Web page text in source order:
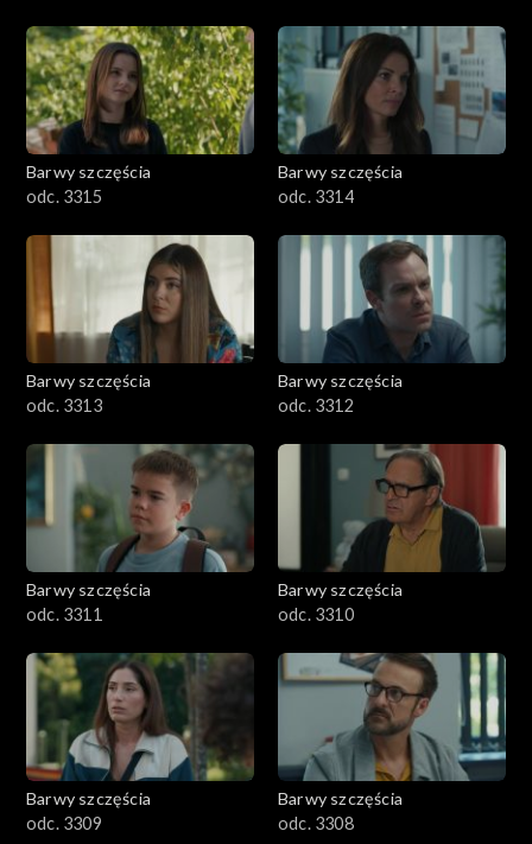
Barwy szczęścia
odc. 3315
Barwy szczęścia
odc. 3314
Barwy szczęścia
odc. 3313
Barwy szczęścia
odc. 3312
Barwy szczęścia
odc. 3311
Barwy szczęścia
odc. 3310
Barwy szczęścia
odc. 3309
Barwy szczęścia
odc. 3308